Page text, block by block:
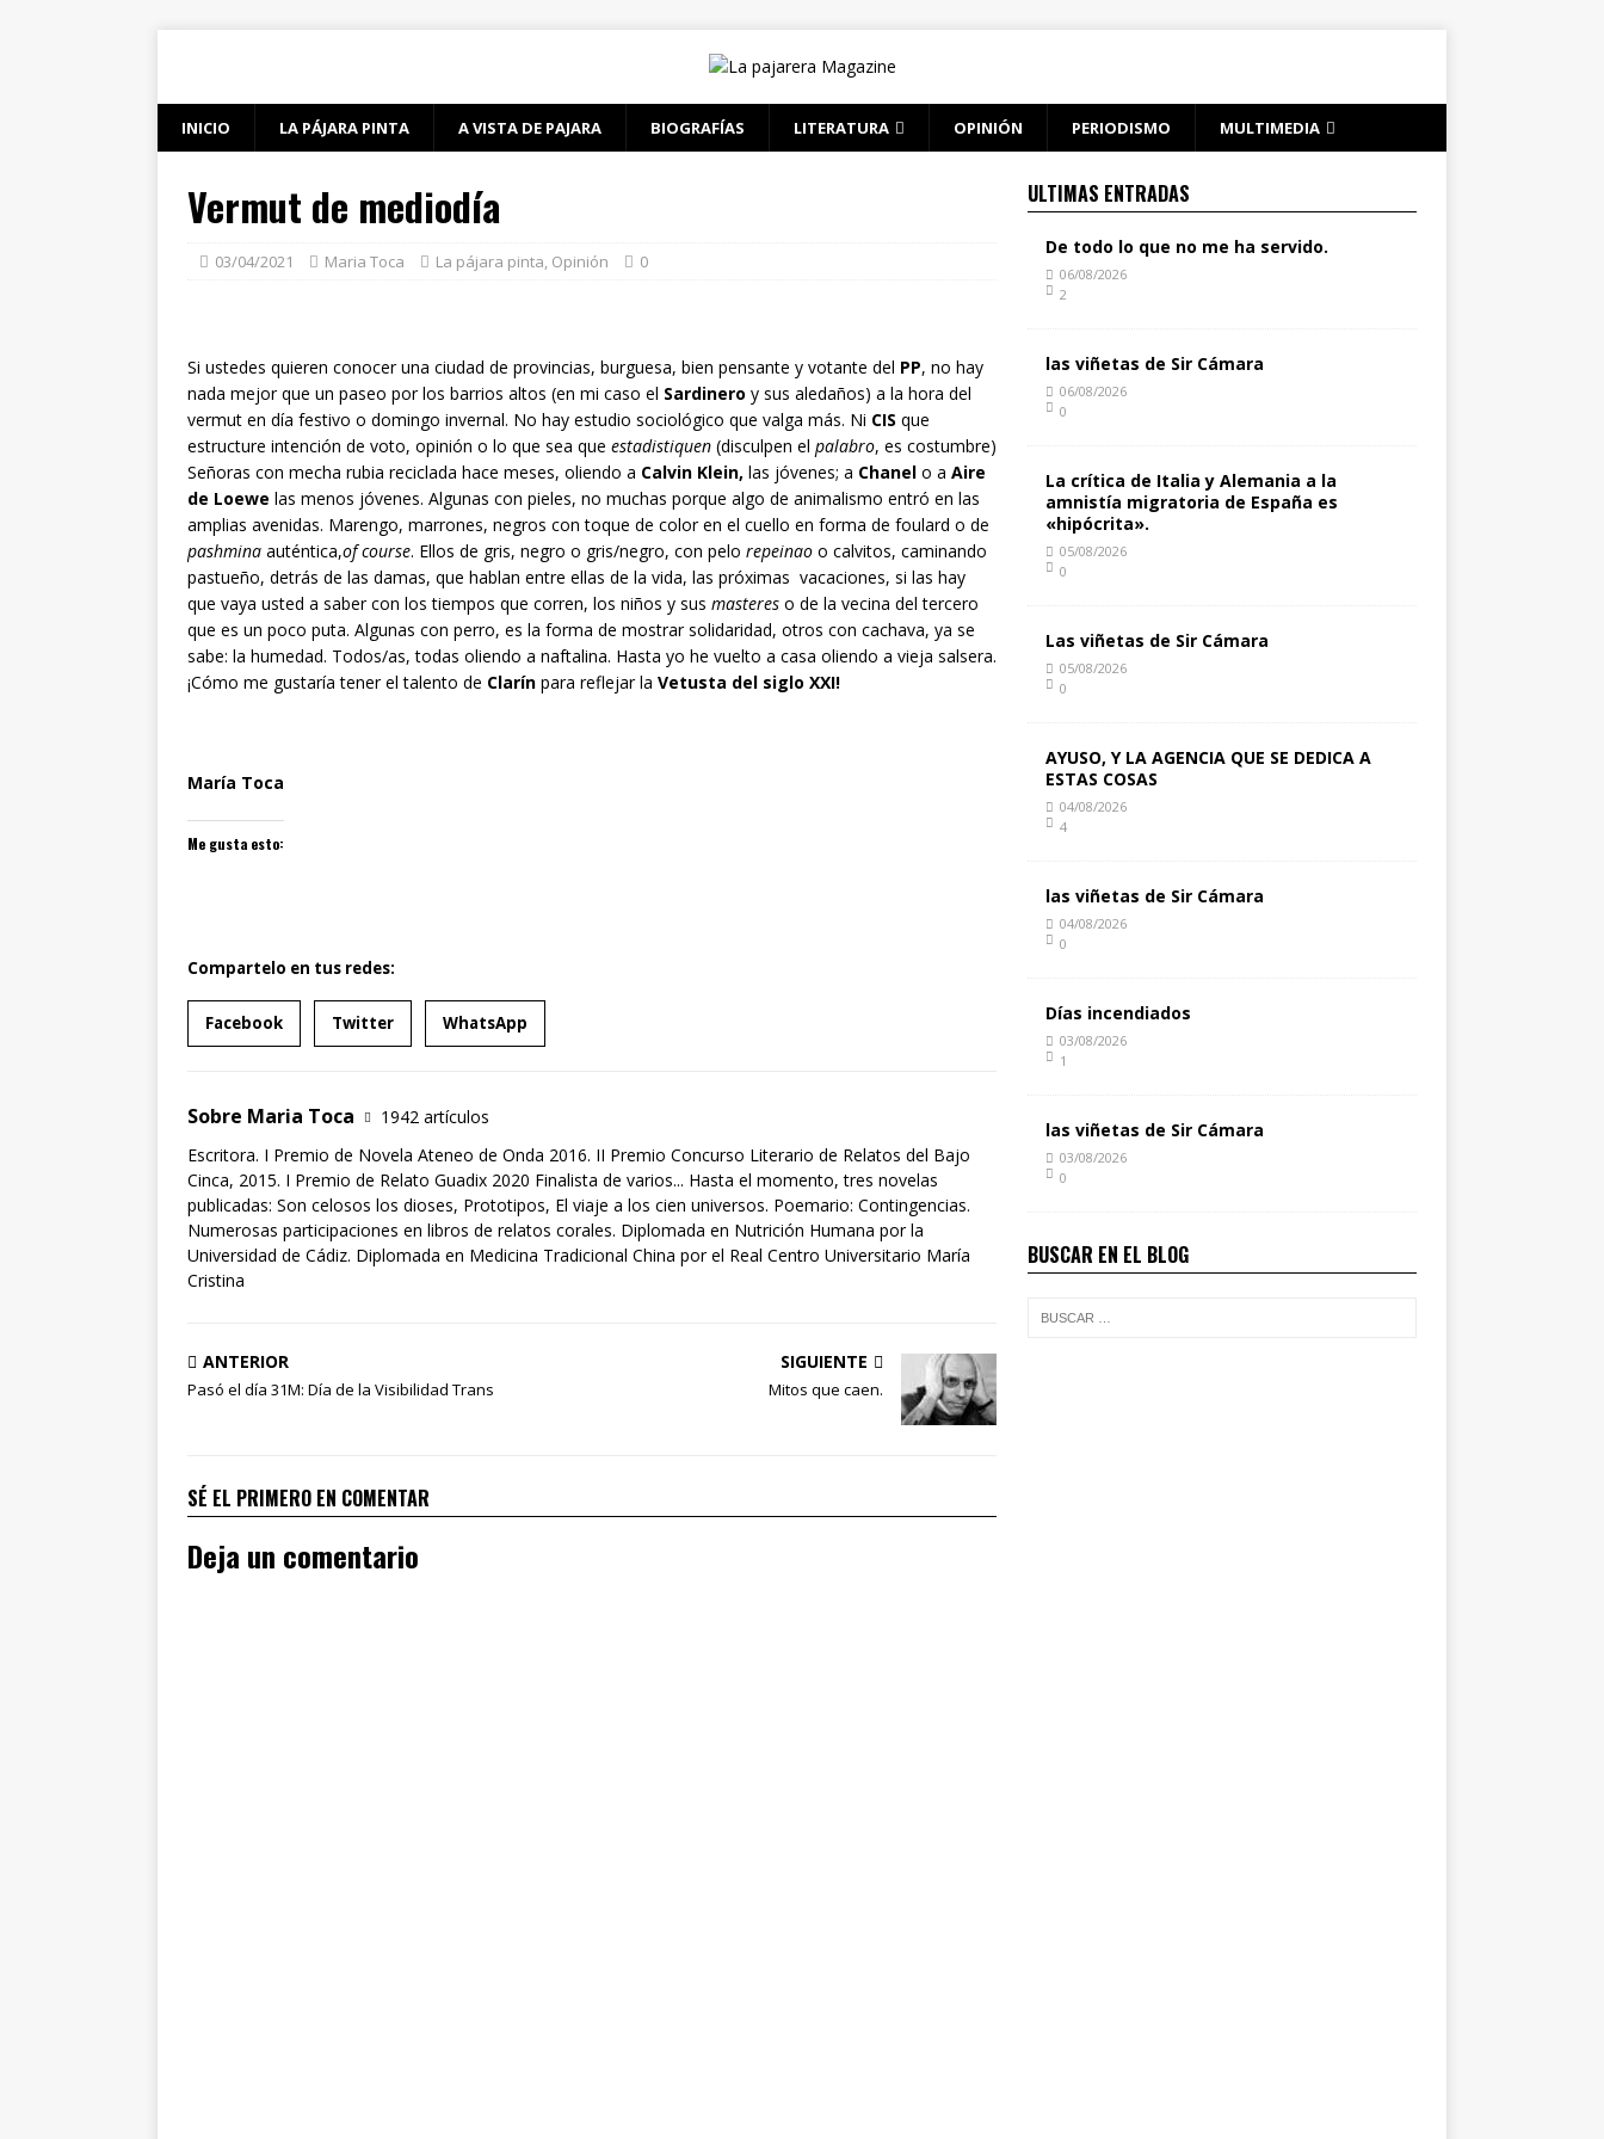
INICIO LA PÁJARA PINTA A VISTA DE PAJARA BIOGRAFÍAS LITERATURA OPINIÓN PERIODISMO MULTIMEDIA
Vermut de mediodía
03/04/2021 Maria Toca La pájara pinta, Opinión 0
Si ustedes quieren conocer una ciudad de provincias, burguesa, bien pensante y votante del PP, no hay
nada mejor que un paseo por los barrios altos (en mi caso el Sardinero y sus aledaños) a la hora del
vermut en día festivo o domingo invernal. No hay estudio sociológico que valga más. Ni CIS que
estructure intención de voto, opinión o lo que sea que estadistiquen (disculpen el palabro, es costumbre)
Señoras con mecha rubia reciclada hace meses, oliendo a Calvin Klein, las jóvenes; a Chanel o a Aire
de Loewe las menos jóvenes. Algunas con pieles, no muchas porque algo de animalismo entró en las
amplias avenidas. Marengo, marrones, negros con toque de color en el cuello en forma de foulard o de
pashmina auténtica,of course. Ellos de gris, negro o gris/negro, con pelo repeinao o calvitos, caminando
pastueño, detrás de las damas, que hablan entre ellas de la vida, las próximas vacaciones, si las hay
que vaya usted a saber con los tiempos que corren, los niños y sus masteres o de la vecina del tercero
que es un poco puta. Algunas con perro, es la forma de mostrar solidaridad, otros con cachava, ya se
sabe: la humedad. Todos/as, todas oliendo a naftalina. Hasta yo he vuelto a casa oliendo a vieja salsera.
¡Cómo me gustaría tener el talento de Clarín para reflejar la Vetusta del siglo XXI!
María Toca
Me gusta esto:
Compartelo en tus redes:
Facebook Twitter WhatsApp
Sobre Maria Toca
1942 artículos
Escritora. I Premio de Novela Ateneo de Onda 2016. II Premio Concurso Literario de Relatos del Bajo
Cinca, 2015. I Premio de Relato Guadix 2020 Finalista de varios... Hasta el momento, tres novelas
publicadas: Son celosos los dioses, Prototipos, El viaje a los cien universos. Poemario: Contingencias.
Numerosas participaciones en libros de relatos corales. Diplomada en Nutrición Humana por la
Universidad de Cádiz. Diplomada en Medicina Tradicional China por el Real Centro Universitario María
Cristina
ANTERIOR
Pasó el día 31M: Día de la Visibilidad Trans
SIGUIENTE
Mitos que caen.
SÉ EL PRIMERO EN COMENTAR
Deja un comentario
ULTIMAS ENTRADAS
De todo lo que no me ha servido.
06/08/2026
2
las viñetas de Sir Cámara
06/08/2026
0
La crítica de Italia y Alemania a la
amnistía migratoria de España es
«hipócrita».
05/08/2026
0
Las viñetas de Sir Cámara
05/08/2026
0
AYUSO, Y LA AGENCIA QUE SE DEDICA A
ESTAS COSAS
04/08/2026
4
las viñetas de Sir Cámara
04/08/2026
0
Días incendiados
03/08/2026
1
las viñetas de Sir Cámara
03/08/2026
0
BUSCAR EN EL BLOG